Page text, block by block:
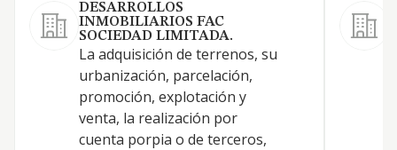
DESARROLLOS
INMOBILIARIOS FAC
SOCIEDAD LIMITADA.
La adquisición de terrenos, su
urbanización, parcelación,
promoción, explotación y
venta, la realización por
cuenta porpia o de terceros,